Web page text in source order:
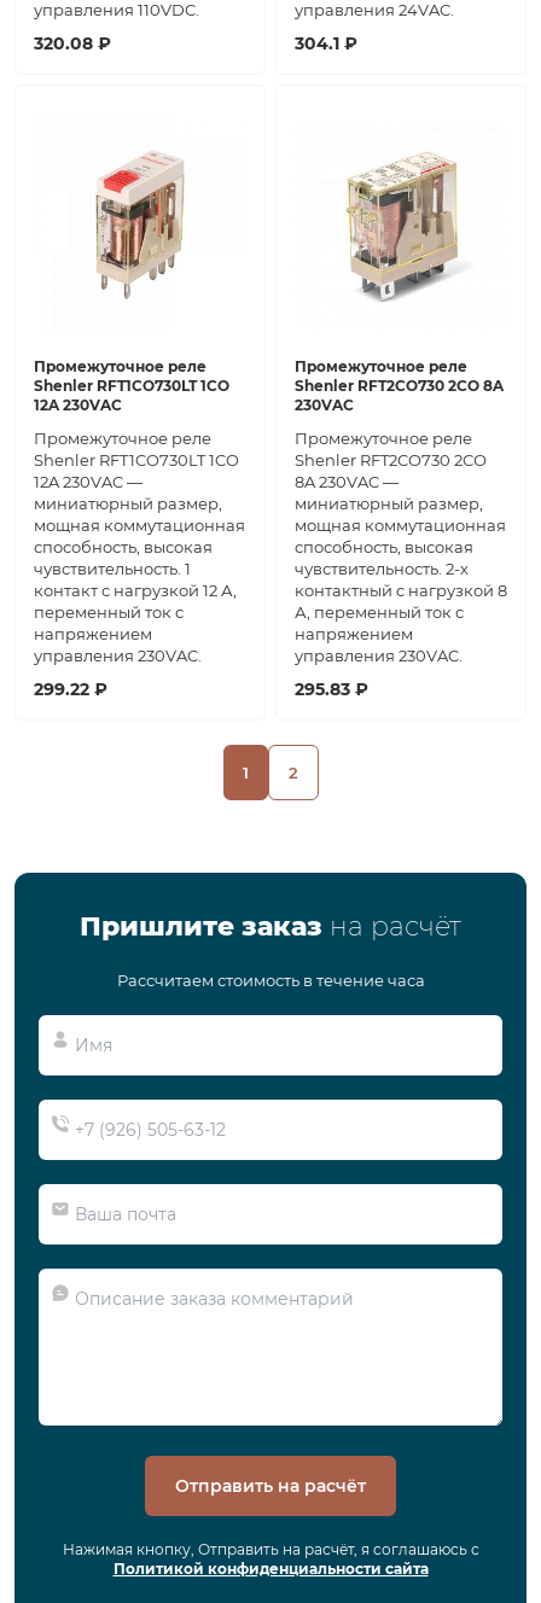
управления 110VDC.
320.08 ₽
управления 24VAC.
304.1 ₽
Промежуточное реле
Shenler RFT1CO730LT 1CO
12A 230VAC
Промежуточное реле
Shenler RFT1CO730LT 1CO
12A 230VAC —
миниатюрный размер,
мощная коммутационная
способность, высокая
чувствительность. 1
контакт с нагрузкой 12 А,
переменный ток с
напряжением
управления 230VAC.
299.22 ₽
Промежуточное реле
Shenler RFT2CO730 2СО 8A
230VAC
Промежуточное реле
Shenler RFT2CO730 2СО
8A 230VAC —
миниатюрный размер,
мощная коммутационная
способность, высокая
чувствительность. 2-х
контактный с нагрузкой 8
А, переменный ток с
напряжением
управления 230VAC.
295.83 ₽
1 2
Пришлите заказ на расчёт
Рассчитаем стоимость в течение часа
Отправить на расчёт
Нажимая кнопку, Отправить на расчёт, я соглашаюсь с
Политикой конфиденциальности сайта